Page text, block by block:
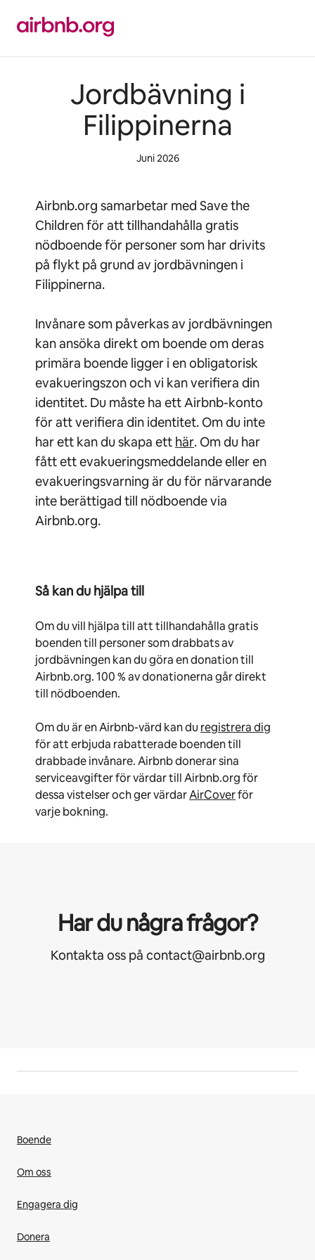
innehåll
Jordbävning i
Filippinerna
Juni 2026
Airbnb.org samarbetar med Save the
Children för att tillhandahålla gratis
nödboende för personer som har drivits
på flykt på grund av jordbävningen i
Filippinerna.
Invånare som påverkas av jordbävningen
kan ansöka direkt om boende om deras
primära boende ligger i en obligatorisk
evakueringszon och vi kan verifiera din
identitet. Du måste ha ett Airbnb-konto
för att verifiera din identitet. Om du inte
har ett kan du skapa ett här. Om du har
fått ett evakueringsmeddelande eller en
evakueringsvarning är du för närvarande
inte berättigad till nödboende via
Airbnb.org.
Så kan du hjälpa till
Om du vill hjälpa till att tillhandahålla gratis
boenden till personer som drabbats av
jordbävningen kan du göra en donation till
Airbnb.org. 100 % av donationerna går direkt
till nödboenden.
Om du är en Airbnb-värd kan du registrera dig
för att erbjuda rabatterade boenden till
drabbade invånare. Airbnb donerar sina
serviceavgifter för värdar till Airbnb.org för
dessa vistelser och ger värdarAirCoverför
varje bokning.
Har du några frågor?
Kontakta oss på contact@airbnb.org
Boende
Om oss
Engagera dig
Donera